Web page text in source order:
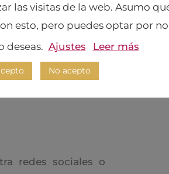
redes sociales o
las visitas de la web. Asumo
esto, pero puedes optar por no
deseas. Ajustes Leer más
No acepto